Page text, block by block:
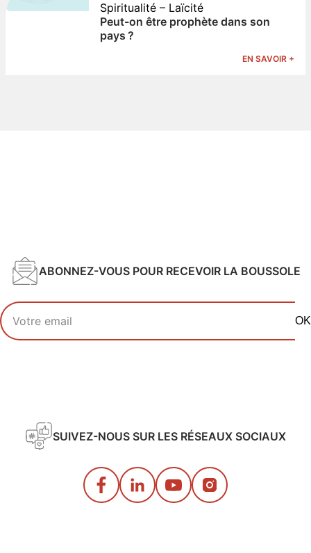
Spiritualité – Laïcité
Peut-on être prophète dans son
pays ?
EN SAVOIR +
ABONNEZ-VOUS POUR RECEVOIR LA BOUSSOLE
Votre adresse email
OK
SUIVEZ-NOUS SUR LES RÉSEAUX SOCIAUX